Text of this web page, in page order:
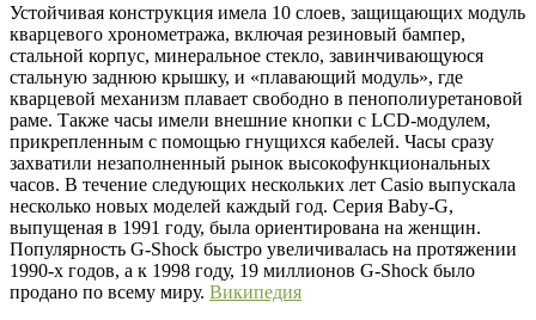
Устойчивая конструкция имела 10 слоев, защищающих модуль
кварцевого хронометража, включая резиновый бампер,
стальной корпус, минеральное стекло, завинчивающуюся
стальную заднюю крышку, и «плавающий модуль», где
кварцевой механизм плавает свободно в пенополиуретановой
раме. Также часы имели внешние кнопки с LCD-модулем,
прикрепленным с помощью гнущихся кабелей. Часы сразу
захватили незаполненный рынок высокофункциональных
часов. В течение следующих нескольких лет Casio выпускала
несколько новых моделей каждый год. Серия Baby-G,
выпущеная в 1991 году, была ориентирована на женщин.
Популярность G-Shock быстро увеличивалась на протяжении
1990-х годов, а к 1998 году, 19 миллионов G-Shock было
продано по всему миру. Википедия